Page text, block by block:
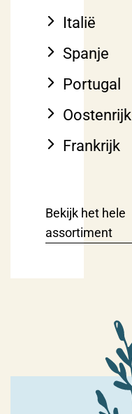
Italië
Spanje
Portugal
Oostenrijk
Frankrijk
Bekijk het hele
assortiment